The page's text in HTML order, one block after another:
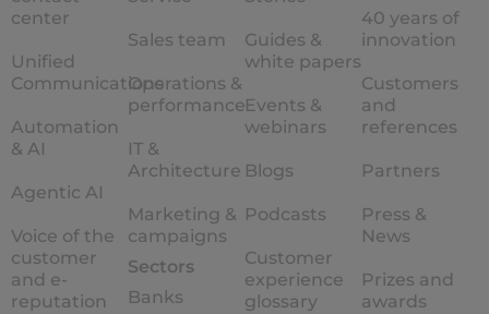
center
Unified
Communications
Automation
& AI
Agentic AI
Voice of the
customer
and e-
reputation
Sales team
Operations &
performance
IT &
Architecture
Marketing &
campaigns
Sectors
Banks
Guides &
white papers
Events &
webinars
Blogs
Podcasts
Customer
experience
glossary
40 years of
innovation
Customers
and
references
Partners
Press &
News
Prizes and
awards